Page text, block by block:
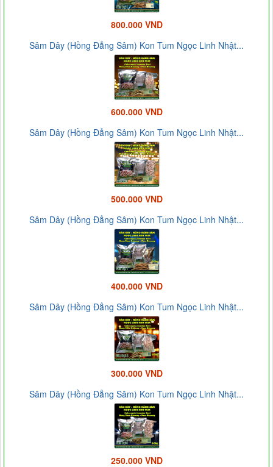
800.000 VND
Sâm Dây (Hồng Đẳng Sâm) Kon Tum Ngọc Linh Nhật...
600.000 VND
Sâm Dây (Hồng Đẳng Sâm) Kon Tum Ngọc Linh Nhật...
500.000 VND
Sâm Dây (Hồng Đẳng Sâm) Kon Tum Ngọc Linh Nhật...
400.000 VND
Sâm Dây (Hồng Đẳng Sâm) Kon Tum Ngọc Linh Nhật...
300.000 VND
Sâm Dây (Hồng Đẳng Sâm) Kon Tum Ngọc Linh Nhật...
250.000 VND